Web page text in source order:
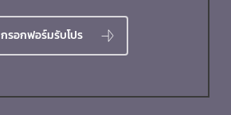
กรอกฟอร์มรับโปร